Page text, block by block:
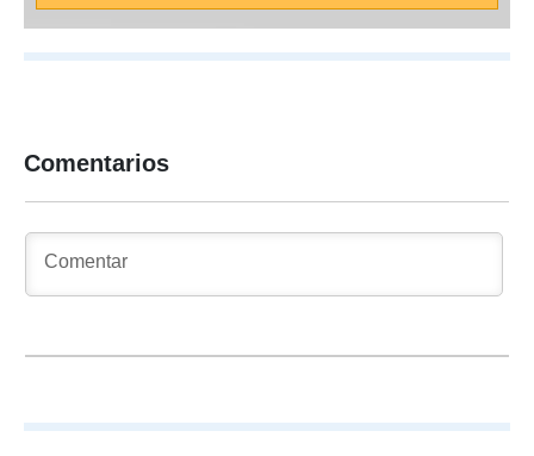
Comentarios